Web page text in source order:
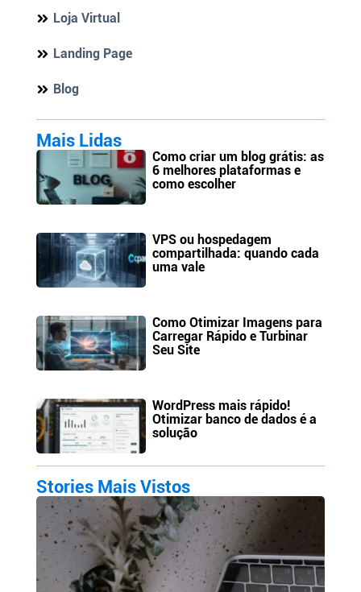
Loja Virtual
Landing Page
Blog
Mais Lidas
Como criar um blog grátis: as
6 melhores plataformas e
como escolher
VPS ou hospedagem
compartilhada: quando cada
uma vale
Como Otimizar Imagens para
Carregar Rápido e Turbinar
Seu Site
WordPress mais rápido!
Otimizar banco de dados é a
solução
Stories Mais Vistos